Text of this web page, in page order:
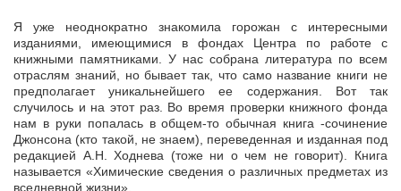
Я уже неоднократно знакомила горожан с интересными
изданиями, имеющимися в фондах Центра по работе с
книжными памятниками. У нас собрана литература по всем
отраслям знаний, но бывает так, что само название книги не
предполагает уникальнейшего ее содержания. Вот так
случилось и на этот раз. Во время проверки книжного фонда
нам в руки попалась в общем-то обычная книга -сочинение
Джонсона (кто такой, не знаем), переведенная и изданная под
редакцией А.Н. Ходнева (тоже ни о чем не говорит). Книга
называется «Химические сведения о различных предметах из
вседневной жизни».